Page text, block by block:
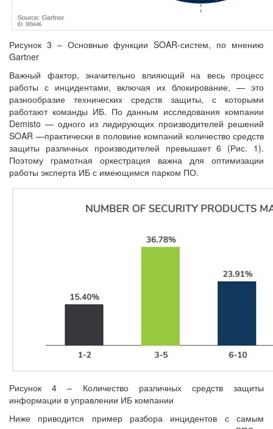
Рисунок 3 – Основные функции SOAR-систем, по мнению
Gartner
Важный фактор, значительно влияющий на весь процесс
работы с инцидентами, включая их блокирование, — это
разнообразие технических средств защиты, с которыми
работают команды ИБ. По данным исследования компании
Demisto — одного из лидирующих производителей решений
SOAR —практически в половине компаний количество средств
защиты различных производителей превышает 6 (Рис. 1).
Поэтому грамотная оркестрация важна для оптимизации
работы эксперта ИБ с имеющимся парком ПО.
Рисунок 4 – Количество различных средств защиты
информации в управлении ИБ компании
Ниже приводится пример разбора инцидентов с самым